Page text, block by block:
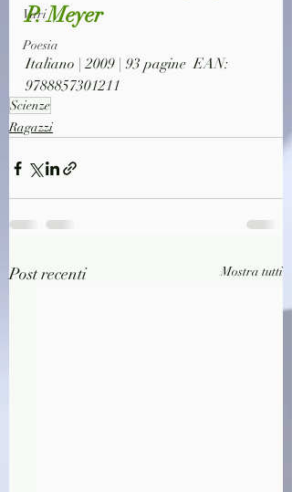
Vari
Poesia
P. Meyer
Italiano | 2009 | 93 pagine  EAN:
9788857301211
Scienze
Ragazzi
Post recenti Mostra tutti